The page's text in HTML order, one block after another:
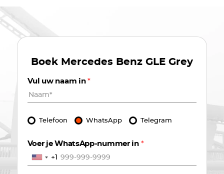
Boek Mercedes Benz GLE Grey
Vul uw naam in*
Telefoon WhatsApp Telegram
Voer je WhatsApp-nummer in *
+1